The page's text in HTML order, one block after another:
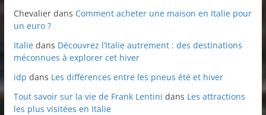
Chevalierdans Comment acheter une maison en Italie pour
un euro ?
Italiedans Découvrez l’Italie autrement : des destinations
méconnues à explorer cet hiver
idp dans Les différences entre les pneus été et hiver
Tout savoir sur la vie de Frank Lentini dans Les attractions
les plus visitées en Italie